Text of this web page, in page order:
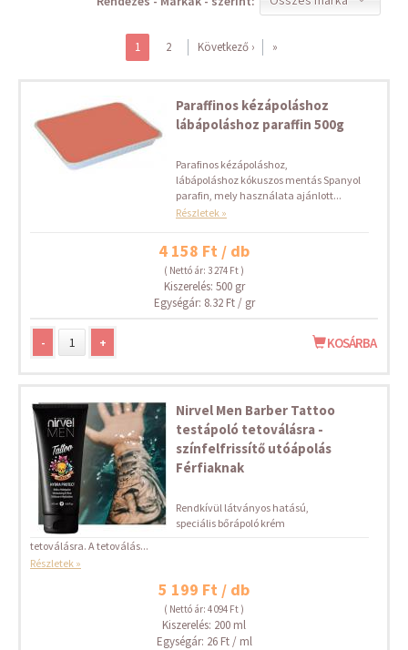
1 2 Következő › »
Paraffinos kézápoláshoz
lábápoláshoz paraffin 500g
Parafinos kézápoláshoz,
lábápoláshoz kókuszos mentás Spanyol
parafin, mely használata ajánlott...
Részletek »
4 158 Ft / db
( Nettó ár: 3 274 Ft )
Kiszerelés: 500 gr
Egységár: 8.32 Ft / gr
- + KOSÁRBA
Nirvel Men Barber Tattoo
testápoló tetoválásra -
színfelfrissítő utóápolás
Férfiaknak
Rendkívül látványos hatású,
speciális bőrápoló krém
tetoválásra. A tetoválás...
Részletek »
5 199 Ft / db
( Nettó ár: 4 094 Ft )
Kiszerelés: 200 ml
Egységár: 26 Ft / ml